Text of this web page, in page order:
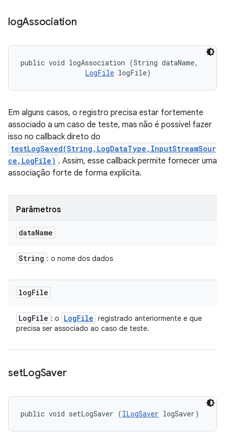
logAssociation
public void logAssociation (String dataName,
LogFile logFile)
Em alguns casos, o registro precisa estar fortemente
associado a um caso de teste, mas não é possível fazer
isso no callback direto do
testLogSaved(String,LogDataType,InputStreamSour
ce,LogFile) . Assim, esse callback permite fornecer uma
associação forte de forma explícita.
Parâmetros
dataName
String : o nome dos dados
logFile
LogFile : o LogFile registrado anteriormente e que
precisa ser associado ao caso de teste.
setLogSaver
public void setLogSaver (ILogSaver logSaver)